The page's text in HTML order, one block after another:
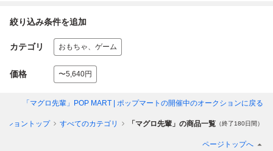
絞り込み条件を追加
カテゴリ おもちゃ、ゲーム
価格 〜5,640円
「マグロ先輩」POP MART | ポップマート の開催中のオークションに戻る
ショントップ すべてのカテゴリ 「マグロ先輩」の商品一覧 （終了180日間）
ページトップへ